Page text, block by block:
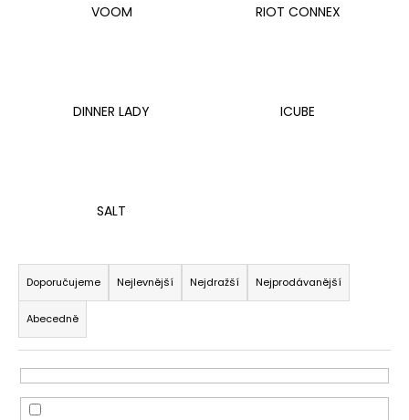
VOOM RIOT CONNEX
DINNER LADY ICUBE
SALT
Ř
a
z
e
n
í
p
Doporučujeme Nejlevnější Nejdražší Nejprodávanější
Abecedně